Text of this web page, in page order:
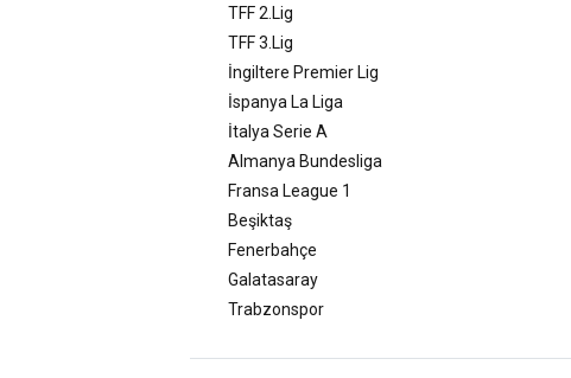
TFF 2.Lig
TFF 3.Lig
İngiltere Premier Lig
İspanya La Liga
İtalya Serie A
Almanya Bundesliga
Fransa League 1
Beşiktaş
Fenerbahçe
Galatasaray
Trabzonspor